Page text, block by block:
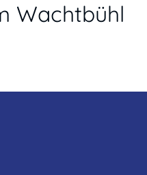
Wachtbühl